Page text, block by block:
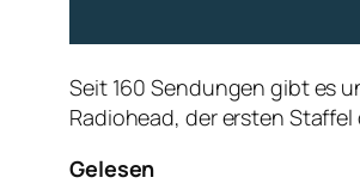
Seit 160 Sendungen gibt es
Radiohead, der ersten Staffel
Gelesen